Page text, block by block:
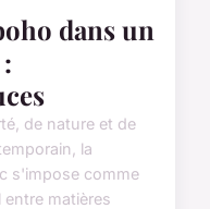
dans un
de nature et de
la
s'impose comme
matières